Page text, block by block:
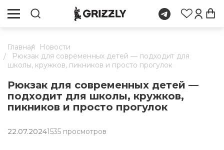
Главная
Новости
Рюкзак для современных детей — подходит для
школы, кружков, пикников и просто прогулок
Рюкзак для современных детей —
подходит для школы, кружков,
пикников и просто прогулок
22.07.20241535 просмотров